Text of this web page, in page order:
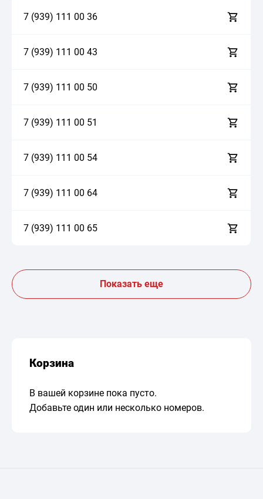
7 (939) 1 1 1 00 36
7 (939) 1 1 1 00 43
7 (939) 1 1 1 00 50
7 (939) 1 1 1 00 51
7 (939) 1 1 1 00 54
7 (939) 1 1 1 00 64
7 (939) 1 1 1 00 65
Показать еще
Корзина
В вашей корзине пока пусто.
Добавьте один или несколько номеров.